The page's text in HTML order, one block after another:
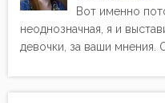
Вот именно
неоднозначная, я и
девочки, за ваши мнения.